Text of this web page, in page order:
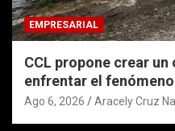
EMPRESARIAL
CCL propone crear
enfrentar el
Ago 6, 2026 Aracely Cruz